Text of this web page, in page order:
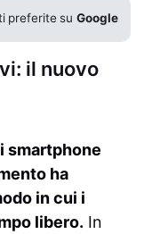
preferite suGoogle
il nuovo
smartphone
ha
in cui i
libero. In